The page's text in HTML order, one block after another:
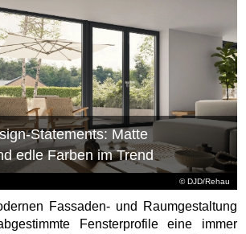
© DJD/Rehau
Statements: Matte
edle Farben im Trend
Fassaden- und Raumgestaltung
Fensterprofile eine immer